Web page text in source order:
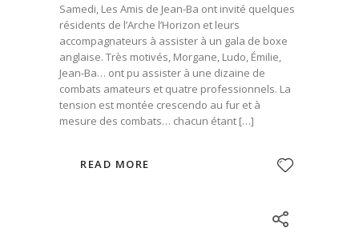
Samedi, Les Amis de Jean-Ba ont invité quelques
résidents de l’Arche l’Horizon et leurs
accompagnateurs à assister à un gala de boxe
anglaise. Très motivés, Morgane, Ludo, Émilie,
Jean-Ba… ont pu assister à une dizaine de
combats amateurs et quatre professionnels. La
tension est montée crescendo au fur et à
mesure des combats… chacun étant […]
READ MORE